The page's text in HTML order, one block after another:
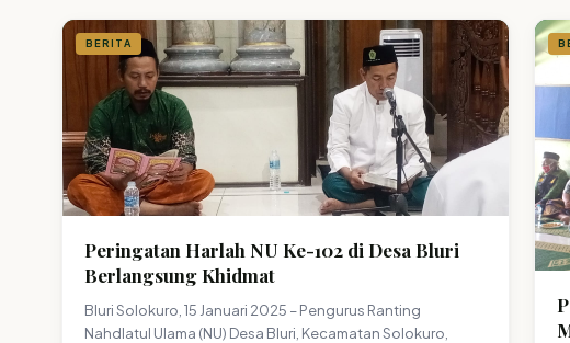
BERITA
Peringatan Harlah NU Ke-102 di Desa Bluri
Berlangsung Khidmat
Bluri Solokuro, 15 Januari 2025 – Pengurus Ranting
Nahdlatul Ulama (NU) Desa Bluri, Kecamatan Solokuro,